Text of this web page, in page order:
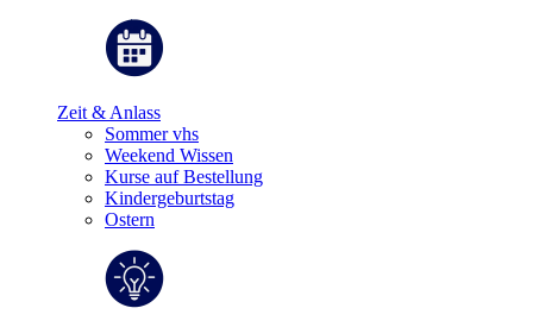
Zeit & Anlass
Sommer vhs
Weekend Wissen
Kurse auf Bestellung
Kindergeburtstag
Ostern